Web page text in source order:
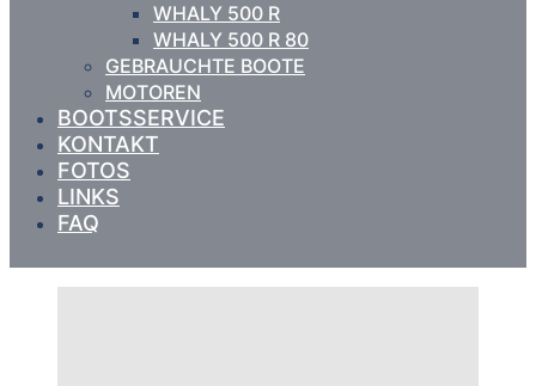
WHALY 500 R
WHALY 500 R 80
GEBRAUCHTE BOOTE
MOTOREN
BOOTSSERVICE
KONTAKT
FOTOS
LINKS
FAQ